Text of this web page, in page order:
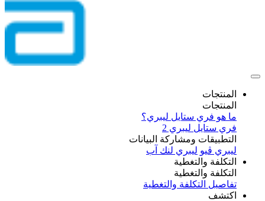
المنتجات
المنتجات
ما هو فري ستايل ليبري؟
فري ستايل ليبري 2
التطبيقات ومشاركة البيانات
ليبري ڤيو ليبري لنك آب
التكلفة والتغطية
التكلفة والتغطية
تفاصيل التكلفة والتغطية
اكتشف​